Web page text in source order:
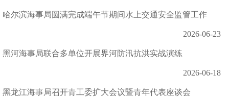
2026-06-23
哈尔滨海事局圆满完成端午节期间水上交通安全监管工作
2026-06-18
黑河海事局联合多单位开展界河防汛抗洪实战演练
黑龙江海事局召开青工委扩大会议暨青年代表座谈会